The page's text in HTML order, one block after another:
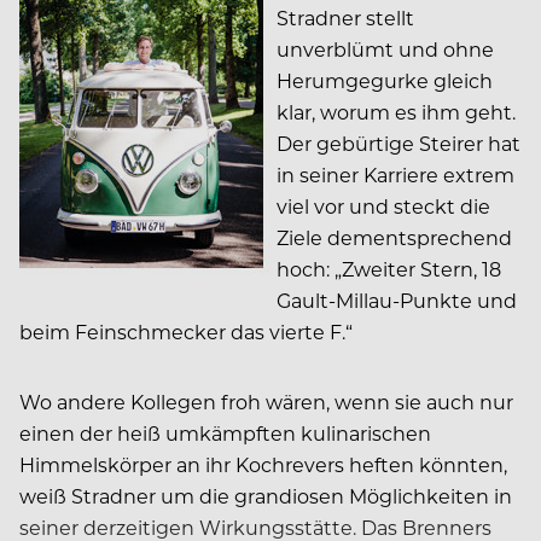
Stradner stellt
unverblümt und ohne
Herumgegurke gleich
klar, worum es ihm geht.
Der gebürtige Steirer hat
in seiner Karriere extrem
viel vor und steckt die
Ziele dementsprechend
hoch: „Zweiter Stern, 18
Gault-Millau-Punkte und
beim Fein­schmecker das vierte F.“
Wo andere Kollegen froh wären, wenn sie auch nur
einen der heiß umkämpften kulinarischen
Himmelskörper an ihr Kochrevers heften könnten,
weiß Stradner um die grandiosen Möglichkeiten in
seiner derzeitigen Wirkungsstätte. Das Brenners